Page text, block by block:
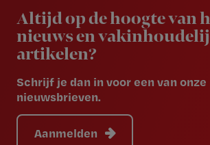
Altijd op de hoogte van
nieuws en
artikelen?
Schrijf je dan in voor een van onze
nieuwsbrieven.
Aanmelden